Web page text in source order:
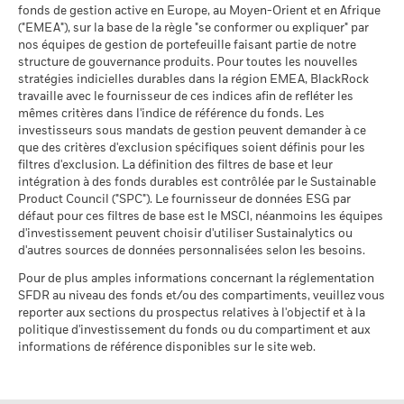
La performance indiquée est calculée après déduction des
frais courants. Les frais d’entrée/de sortie ne sont pas inclus
dans le calcul.
Les chiffres indiqués se rapportent aux performances
passées.
Les performances passées ne sont pas un indicateur
fiable des performances futures. Les marchés pourraient
évoluer très différemment. Ceci peut vous aider à évaluer la
façon dont le fonds a été géré dans le passé
La performance est indiquée sur la base de la Valeur nette
d’inventaire (VNI), avec le revenu brut réinvesti le cas échéant.
Le rendement de votre investissement peut augmenter ou
diminuer en raison des fluctuations des devises si votre
investissement est effectué dans une devise autre que celle
utilisée dans le calcul des performances passées. Source :
Blackrock
BlackRock au 02 402 49 00 ou par e-mail à l’adresse
belux@blackrock.com. Pour votre protection, les appels
téléphoniques sont souvent enregistrés.Vous pouvez
également contacter le Service de médiation des
consommateurs. Vous trouverez de plus amples informations
à l’adressehttp://www.ombudsfin.be.
(tonnes de CO2e/M$ de
ventes)
au 17/juil./2026
% des avoirs à l'égard
desquels des données ESG
au 17/juil./2026
99,35
Pointage de qualité ESG
MSCI - centile par rapport aux
pairs
au 17/juil./2026
16,11
Fonds dans le groupe de
pairs
au 17/juil./2026
1 316
% de couverture MSCI
Weighted Average Carbon
Intensity
au 17/juil./2026
97,67
Données sur la
participation aux secteurs
d'activité
au 30/juin/2026
99,89%
Pourcentage des avoirs du
fonds à l'égard desquels
des données ne sont pas
disponibles
au 30/juin/2026
L'exposition de BlackRock aux secteurs d'activité, telle qu'elle
est indiquée ci-dessus, pour le charbon thermique et les
sables bitumineux, est calculée et déclarée pour les
entreprises qui tirent plus de 5 % de leurs revenus du
charbon thermique ou des sables bitumineux, tel que défini
par MSCI ESG Research. L’exposition aux entreprises qui
génèrent des revenus à partir du charbon thermique ou des
sables bitumineux (à un seuil de revenus de 0 %), telle que
définie par MSCI ESG Research, se répartit comme suit :
BlackRock Global Funds - Prospectus (French
- Belgium^France)
Voir tous les documents
fonds de gestion active en Europe, au Moyen-Orient et en Afrique
("EMEA"), sur la base de la règle "se conformer ou expliquer" par
nos équipes de gestion de portefeuille faisant partie de notre
structure de gouvernance produits. Pour toutes les nouvelles
stratégies indicielles durables dans la région EMEA, BlackRock
travaille avec le fournisseur de ces indices afin de refléter les
mêmes critères dans l'indice de référence du fonds. Les
investisseurs sous mandats de gestion peuvent demander à ce
que des critères d'exclusion spécifiques soient définis pour les
filtres d'exclusion. La définition des filtres de base et leur
intégration à des fonds durables est contrôlée par le Sustainable
Product Council ("SPC"). Le fournisseur de données ESG par
défaut pour ces filtres de base est le MSCI, néanmoins les équipes
d'investissement peuvent choisir d'utiliser Sustainalytics ou
d'autres sources de données personnalisées selon les besoins.
Pour de plus amples informations concernant la réglementation
SFDR au niveau des fonds et/ou des compartiments, veuillez vous
reporter aux sections du prospectus relatives à l'objectif et à la
politique d'investissement du fonds ou du compartiment et aux
informations de référence disponibles sur le site web.